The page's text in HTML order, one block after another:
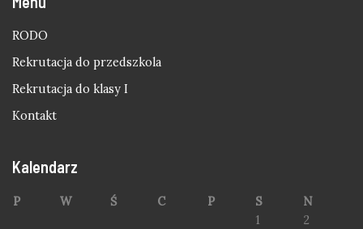
RODO
Rekrutacja do przedszkola
Rekrutacja do klasy I
Kontakt
Kalendarz
P W Ś C P S
N
1
2